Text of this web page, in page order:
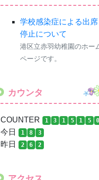
学校感染症による出席
停止について
港区立赤羽幼稚園のホー
ページです。
カウンタ
COUNTER 1 3 1 5 1 5 0
今日 1 8 3
昨日 2 6 2